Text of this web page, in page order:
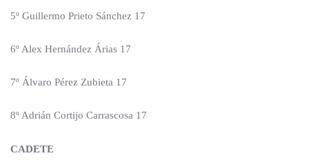
5º Guillermo Prieto Sánchez 17
6º Alex Hernández Árias 17
7º Álvaro Pérez Zubieta 17
8º Adrián Cortijo Carrascosa 17
CADETE